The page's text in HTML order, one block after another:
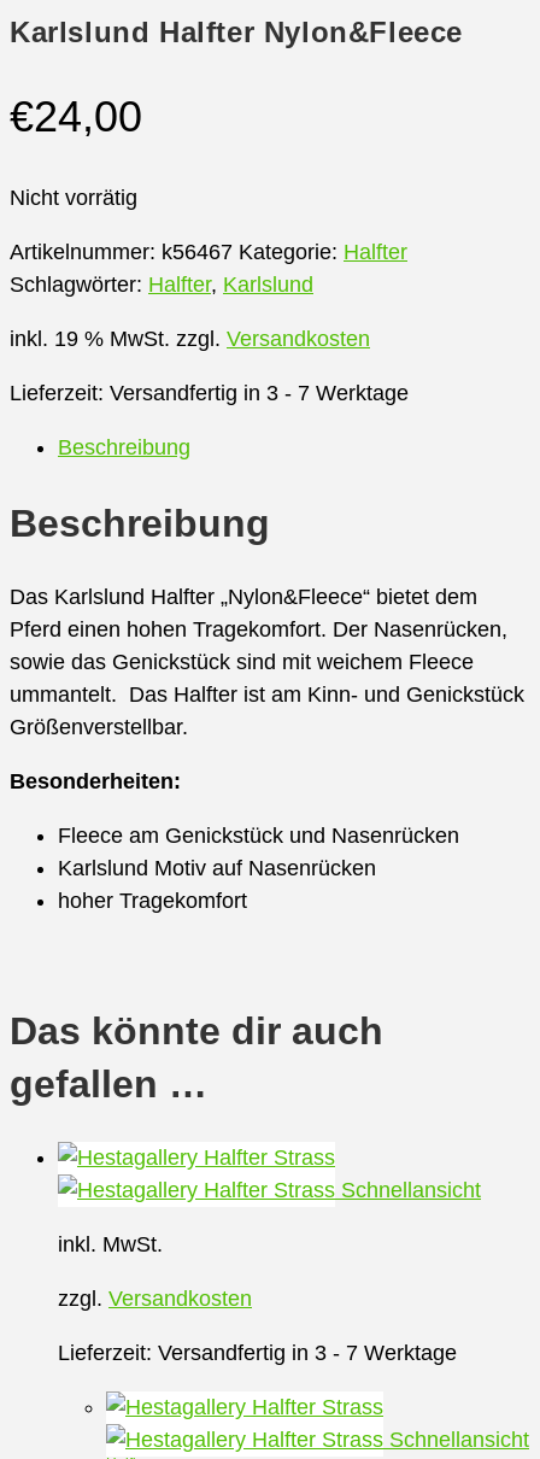
Karlslund Halfter Nylon&Fleece
€24,00
Nicht vorrätig
Artikelnummer: k56467 Kategorie: Halfter
Schlagwörter: Halfter, Karlslund
inkl. 19 % MwSt. zzgl. Versandkosten
Lieferzeit: Versandfertig in 3 - 7 Werktage
Beschreibung
Beschreibung
Das Karlslund Halfter „Nylon&Fleece“ bietet dem
Pferd einen hohen Tragekomfort. Der Nasenrücken,
sowie das Genickstück sind mit weichem Fleece
ummantelt. Das Halfter ist am Kinn- und Genickstück
Größenverstellbar.
Besonderheiten:
Fleece am Genickstück und Nasenrücken
Karlslund Motiv auf Nasenrücken
hoher Tragekomfort
Das könnte dir auch
gefallen …
Schnellansicht
inkl. MwSt.
zzgl. Versandkosten
Lieferzeit: Versandfertig in 3 - 7 Werktage
Schnellansicht